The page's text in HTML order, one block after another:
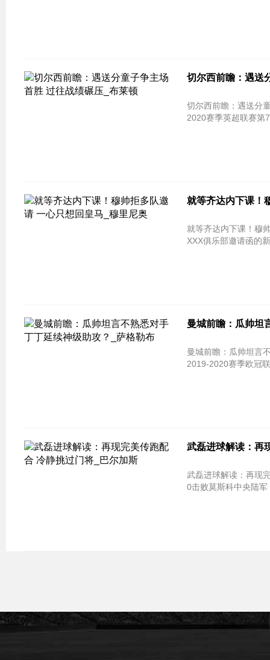
切尔西前瞻：遇送
切尔西前瞻：遇送分童子争主场
2020赛季英超联赛第
就等齐达内下课！
就等齐达内下课！穆帅拒多队邀
XXX俱乐部邀请函的
曼城前瞻：瓜帅坦
曼城前瞻：瓜帅坦言不熟悉对
2019-2020赛季欧冠
武磊进球解读：再
武磊进球解读：再现完美传跑配合
0击败莫斯科中央陆